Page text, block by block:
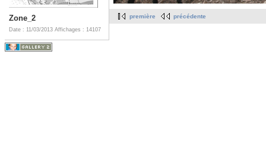
Zone_2
Date : 11/03/2013 Affichages : 14107
première précédente